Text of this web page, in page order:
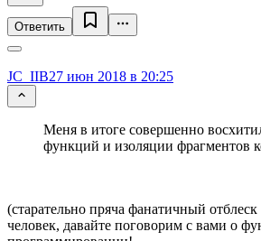
Ответить
JC_IIB27 июн 2018 в 20:25
Меня в итоге совершенно
функций и изоляции фрагментов
(старательно пряча фанатичный
человек, давайте поговорим с вами о